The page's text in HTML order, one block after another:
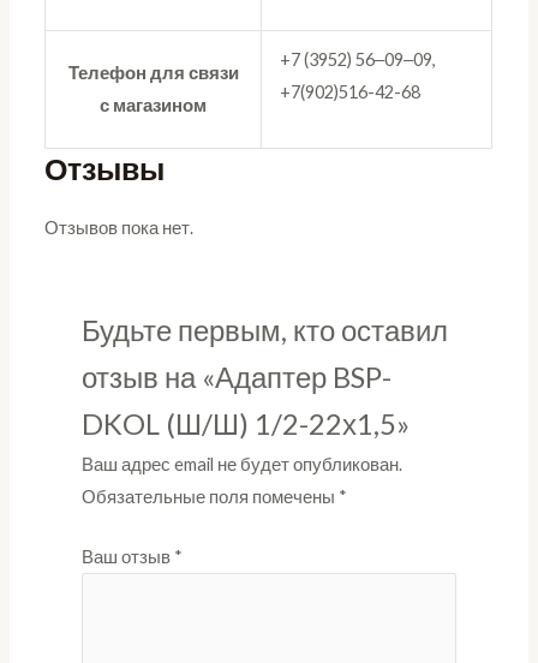
Телефон для связи
с магазином
+7 (3952) 56‒09‒09,
+7(902)516-42-68
Отзывы
Отзывов пока нет.
Будьте первым, кто оставил
отзыв на «Адаптер BSP-
DKOL (Ш/Ш) 1/2-22х1,5»
Ваш адрес email не будет опубликован.
Обязательные поля помечены *
Ваш отзыв *